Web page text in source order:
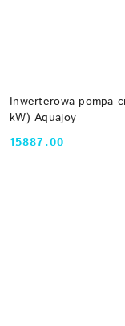
Inwerterowa pompa
kW) Aquajoy
Cena:
15887.00